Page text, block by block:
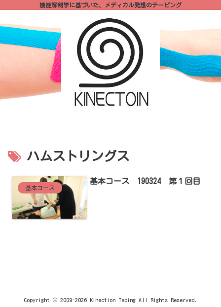
機能解剖学に基づいた、メディカル発想のテーピング
ハムストリングス
基本コース
基本コース 190324 第１回目
Copyright © 2009-2026 Kinection Taping All Rights Reserved.